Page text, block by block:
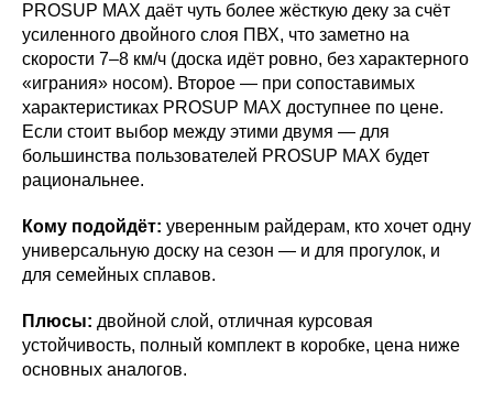
PROSUP MAX даёт чуть более жёсткую деку за счёт
усиленного двойного слоя ПВХ, что заметно на
скорости 7–8 км/ч (доска идёт ровно, без характерного
«играния» носом). Второе — при сопоставимых
характеристиках PROSUP MAX доступнее по цене.
Если стоит выбор между этими двумя — для
большинства пользователей PROSUP MAX будет
рациональнее.
Кому подойдёт: уверенным райдерам, кто хочет одну
универсальную доску на сезон — и для прогулок, и
для семейных сплавов.
Плюсы: двойной слой, отличная курсовая
устойчивость, полный комплект в коробке, цена ниже
основных аналогов.